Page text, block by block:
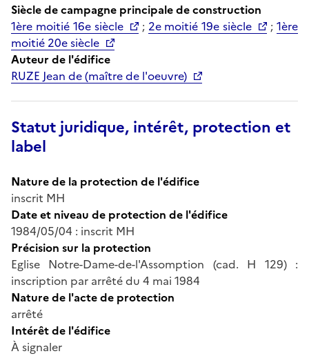
Siècle de campagne principale de construction
1ère moitié 16e siècle
; 2e moitié 19e siècle ;1ère
moitié 20e siècle
Auteur de l'édifice
RUZE Jean de (maître de l'oeuvre)
Statut juridique, intérêt, protection et
label
Nature de la protection de l'édifice
inscrit MH
Date et niveau de protection de l'édifice
1984/05/04 : inscrit MH
Précision sur la protection
Eglise Notre-Dame-de-l'Assomption (cad. H 129) :
inscription par arrêté du 4 mai 1984
Nature de l'acte de protection
arrêté
Intérêt de l'édifice
À signaler